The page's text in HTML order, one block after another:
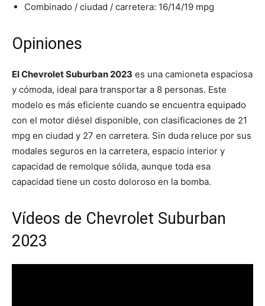
Combinado / ciudad / carretera: 16/14/19 mpg
Opiniones
El Chevrolet Suburban 2023 es una camioneta espaciosa
y cómoda, ideal para transportar a 8 personas. Este
modelo es más eficiente cuando se encuentra equipado
con el motor diésel disponible, con clasificaciones de 21
mpg en ciudad y 27 en carretera. Sin duda reluce por sus
modales seguros en la carretera, espacio interior y
capacidad de remolque sólida, aunque toda esa
capacidad tiene un costo doloroso en la bomba.
Vídeos de Chevrolet Suburban
2023